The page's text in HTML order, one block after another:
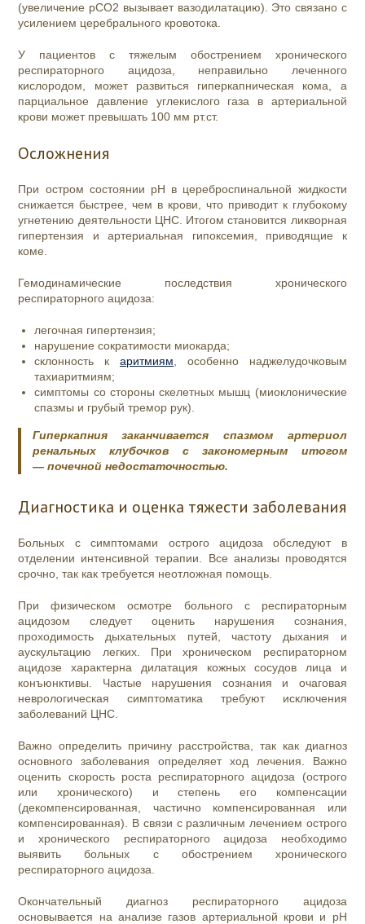
(увеличение pCO2 вызывает вазодилатацию). Это связано с
усилением церебрального кровотока.
У пациентов с тяжелым обострением хронического
респираторного ацидоза, неправильно леченного
кислородом, может развиться гиперкапническая кома, а
парциальное давление углекислого газа в артериальной
крови может превышать 100 мм рт.ст.
Осложнения
При остром состоянии рН в цереброспинальной жидкости
снижается быстрее, чем в крови, что приводит к глубокому
угнетению деятельности ЦНС. Итогом становится ликворная
гипертензия и артериальная гипоксемия, приводящие к
коме.
Гемодинамические последствия хронического
респираторного ацидоза:
легочная гипертензия;
нарушение сократимости миокарда;
склонность к аритмиям, особенно наджелудочковым
тахиаритмиям;
симптомы со стороны скелетных мышц (миоклонические
спазмы и грубый тремор рук).
Гиперкапния заканчивается спазмом артериол
ренальных клубочков с закономерным итогом
— почечной недостаточностью.
Диагностика и оценка тяжести заболевания
Больных с симптомами острого ацидоза обследуют в
отделении интенсивной терапии. Все анализы проводятся
срочно, так как требуется неотложная помощь.
При физическом осмотре больного с респираторным
ацидозом следует оценить нарушения сознания,
проходимость дыхательных путей, частоту дыхания и
аускультацию легких. При хроническом респираторном
ацидозе характерна дилатация кожных сосудов лица и
конъюнктивы. Частые нарушения сознания и очаговая
неврологическая симптоматика требуют исключения
заболеваний ЦНС.
Важно определить причину расстройства, так как диагноз
основного заболевания определяет ход лечения. Важно
оценить скорость роста респираторного ацидоза (острого
или хронического) и степень его компенсации
(декомпенсированная, частично компенсированная или
компенсированная). В связи с различным лечением острого
и хронического респираторного ацидоза необходимо
выявить больных с обострением хронического
респираторного ацидоза.
Окончательный диагноз респираторного ацидоза
основывается на анализе газов артериальной крови и рН